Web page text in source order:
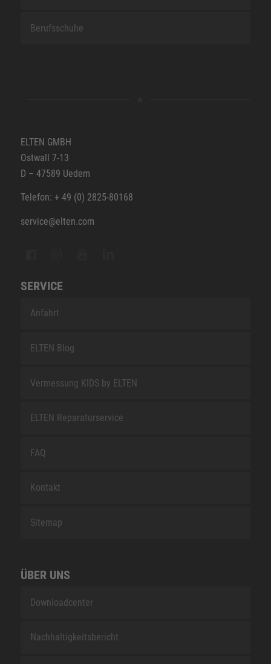
Berufsschuhe
ELTEN GMBH
Ostwall 7-13
D – 47589 Uedem
Telefon: + 49 (0) 2825-80168
service@elten.com
SERVICE
Anfahrt
ELTEN Blog
Vermessung KIDS by ELTEN
ELTEN Reparaturservice
FAQ
Kontakt
Sitemap
ÜBER UNS
Downloadcenter
Nachhaltigkeitsbericht